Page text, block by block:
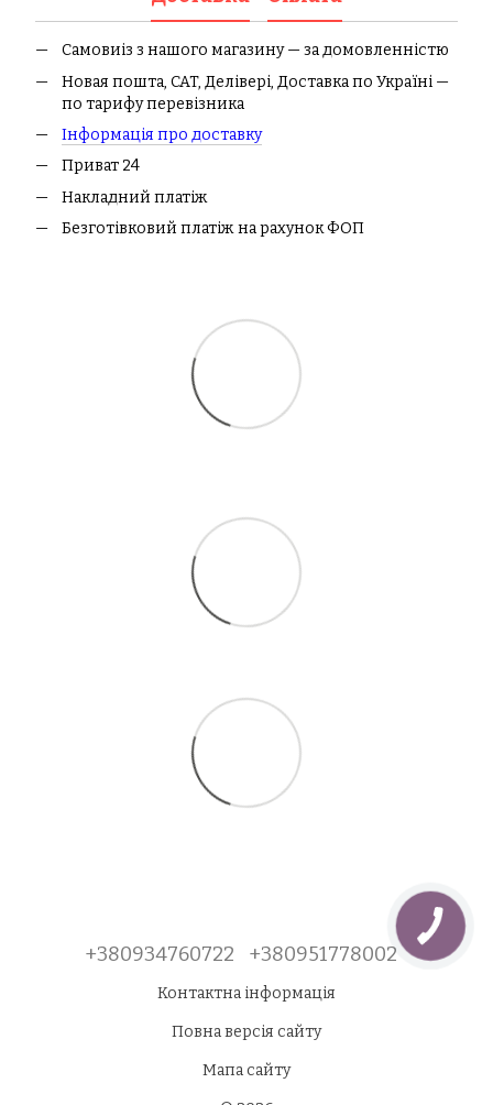
Самовиіз з нашого магазину — за домовленністю
Новая пошта, CAT, Делівері, Доставка по Україні —
по тарифу перевізника
Інформація про доставку
Приват 24
Накладний платіж
Безготівковий платіж на рахунок ФОП
+380934760722 +380951778002
Контактна інформація
Повна версія сайту
Мапа сайту